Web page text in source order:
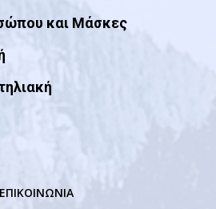
και Μάσκες
ΕΠΙΚΟΙΝΩΝΙΑ